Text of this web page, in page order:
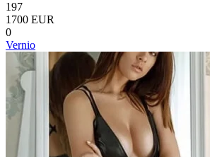
197
1700 EUR
0
Vernio